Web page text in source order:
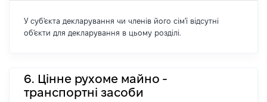
У суб'єкта декларування чи членів його сім'ї відсутні
об'єкти для декларування в цьому розділі.
6. Цінне рухоме майно -
транспортні засоби